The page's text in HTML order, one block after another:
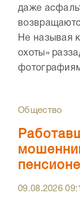
даже
Не называя
охоты»
Общество
09.08.2026